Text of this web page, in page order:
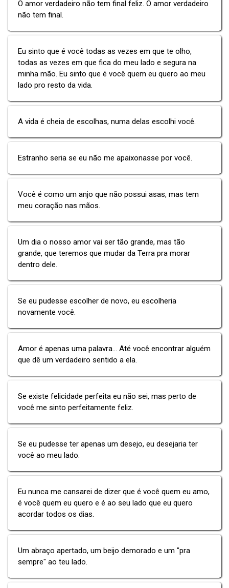
O amor verdadeiro não tem final feliz. O amor verdadeiro
não tem final.
Eu sinto que é você todas as vezes em que te olho,
todas as vezes em que fica do meu lado e segura na
minha mão. Eu sinto que é você quem eu quero ao meu
lado pro resto da vida.
A vida é cheia de escolhas, numa delas escolhi você.
Estranho seria se eu não me apaixonasse por você.
Você é como um anjo que não possui asas, mas tem
meu coração nas mãos.
Um dia o nosso amor vai ser tão grande, mas tão
grande, que teremos que mudar da Terra pra morar
dentro dele.
Se eu pudesse escolher de novo, eu escolheria
novamente você.
Amor é apenas uma palavra... Até você encontrar alguém
que dê um verdadeiro sentido a ela.
Se existe felicidade perfeita eu não sei, mas perto de
você me sinto perfeitamente feliz.
Se eu pudesse ter apenas um desejo, eu desejaria ter
você ao meu lado.
Eu nunca me cansarei de dizer que é você quem eu amo,
é você quem eu quero e é ao seu lado que eu quero
acordar todos os dias.
Um abraço apertado, um beijo demorado e um "pra
sempre" ao teu lado.